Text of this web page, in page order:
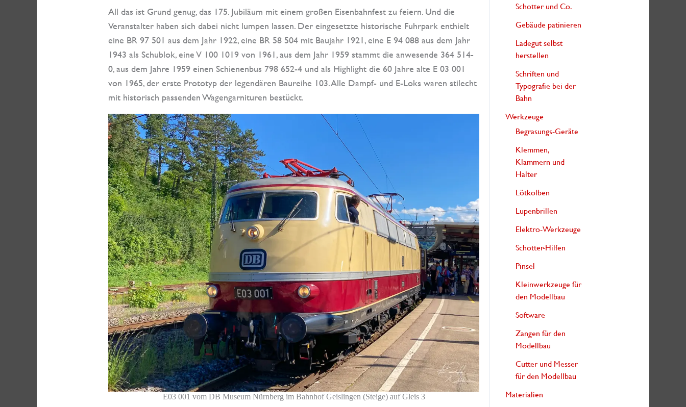
All das ist Grund genug, das 175. Jubiläum mit einem großen Eisenbahnfest zu feiern. Und die
Veranstalter haben sich dabei nicht lumpen lassen. Der eingesetzte historische Fuhrpark enthielt
eine BR 97 501 aus dem Jahr 1922, eine BR 58 504 mit Baujahr 1921, eine E 94 088 aus dem Jahr
1943 als Schublok, eine V 100 1019 von 1961, aus dem Jahr 1959 stammt die anwesende 364 514-
0, aus dem Jahre 1959 einen Schienenbus 798 652-4 und als Highlight die 60 Jahre alte E 03 001
von 1965, der erste Prototyp der legendären Baureihe 103. Alle Dampf- und E-Loks waren stilecht
mit historisch passenden Wagengarnituren bestückt.
E03 001 vom DB Museum Nürnberg im Bahnhof Geislingen (Steige) auf Gleis 3
Schotter und Co.
Gebäude patinieren
Ladegut selbst
herstellen
Schriften und
Typografie bei der
Bahn
Werkzeuge
Begrasungs-Geräte
Klemmen,
Klammern und
Halter
Lötkolben
Lupenbrillen
Elektro-Werkzeuge
Schotter-Hilfen
Pinsel
Kleinwerkzeuge für
den Modellbau
Software
Zangen für den
Modellbau
Cutter und Messer
für den Modellbau
Materialien